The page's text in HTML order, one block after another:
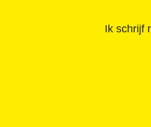
Ik schrijf